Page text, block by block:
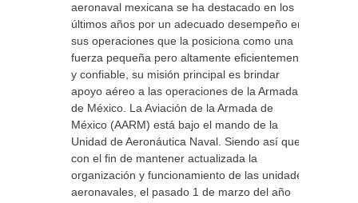
aeronaval mexicana se ha destacado en los
últimos años por un adecuado desempeño en
sus operaciones que la posiciona como una
fuerza pequeña pero altamente eficientemente
y confiable, su misión principal es brindar
apoyo aéreo a las operaciones de la Armada
de México. La Aviación de la Armada de
México (AARM) está bajo el mando de la
Unidad de Aeronáutica Naval. Siendo así que
con el fin de mantener actualizada la
organización y funcionamiento de las unidades
aeronavales, el pasado 1 de marzo del año